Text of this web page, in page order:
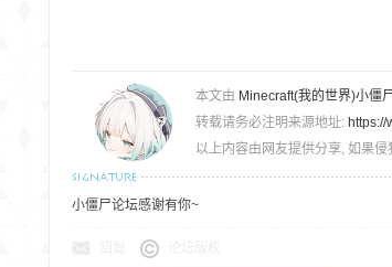
本文由 Minecraft(我的世界)小僵
转载请务必注明来源地址:
以上内容由网友提供分享, 如果
小僵尸论坛感谢有你~